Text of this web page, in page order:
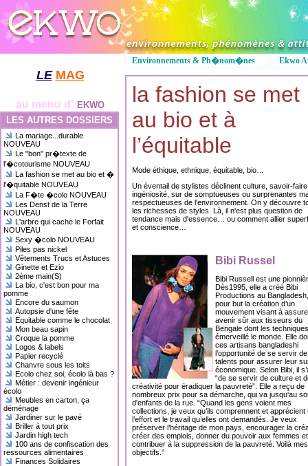
LE MAG
au menu d' EKWO
LES AUTRES DOSSIERS
La mariage...durable
NOUVEAU
Le "bon" pr�texte de
l'�cotourisme NOUVEAU
La fashion se met au bio et �
l'�quitable NOUVEAU
La F�te �colo NOUVEAU
Les Denst de la Terre
NOUVEAU
L'arbre qui cache le Forfait
NOUVEAU
Sexy �colo NOUVEAU
Piles pas nickel
Vêtements Trucs et Astuces
Ginette et Ezio
2ème main(S)
La bio, c'est bon pour ma
pomme
Encore du saumon
Autopsie d'une fête
Equitable comme le chocolat
Mon beau sapin
Croque la pomme
Logos & labels
Papier recyclé
Chanvre sous les toits
Ecolo chez soi, écolo là bas ?
Métier : devenir ingénieur
écolo
Meubles en carton, ça
déménage
Jardiner sur le pavé
Briller à tout prix
Jardin high tech
100 ans de confiscation des
ressources alimentaires
Finances Solidaires
Environnements & Ph�nom�nes Ekwo
la fashion se met
au bio et à
l’équitable
Mode éthique, ethnique, équitable, bio…
Un éventail de stylistes déclinent culture, savoir-
ingéniosité, sur de somptueuses ou surprenantes
respectueuses de l'environnement. On y découvre
les richesses de styles. Là, il n'est plus question de
tendance mais d'essence… ou comment allier
et conscience…
Bibi Russel
Bibi Russell est une
Dès1995, elle a créé Bibi
Productions au
pour but la création d’un
mouvement visant à
avenir sûr aux tisseurs du
Bengale dont les
émerveillé le monde. Elle
ces artisans bangladeshi
l’opportunité de se servir
talents pour assurer leur
économique. Selon Bibi, il
“de se servir de culture et
créativité pour éradiquer la pauvreté”. Elle a reçu de
nombreux prix pour sa démarche, qui va jusqu'au
d'enfants de la rue. “Quand les gens voient mes
collections, je veux qu’ils comprennent et apprécient
l’effort et le travail qu’elles ont demandés. Je veux
préserver l’héritage de mon pays, encourager la
créer des emplois, donner du pouvoir aux femmes et
contribuer à la suppression de la pauvreté. Voilà mes
objectifs.”